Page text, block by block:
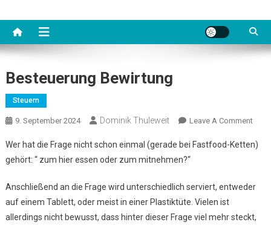
Besteuerung Bewirtung
Steuern
9. September 2024 Dominik Thuleweit Leave A CommentOn
Wer hat die Frage nicht schon einmal (gerade bei Fastfood-Ketten)
gehört: “ zum hier essen oder zum mitnehmen?“
Anschließend an die Frage wird unterschiedlich serviert, entweder
auf einem Tablett, oder meist in einer Plastiktüte. Vielen ist
allerdings nicht bewusst, dass hinter dieser Frage viel mehr steckt,